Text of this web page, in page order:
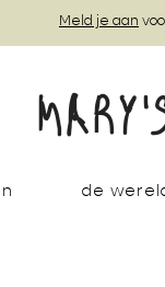
de
Meld je aan